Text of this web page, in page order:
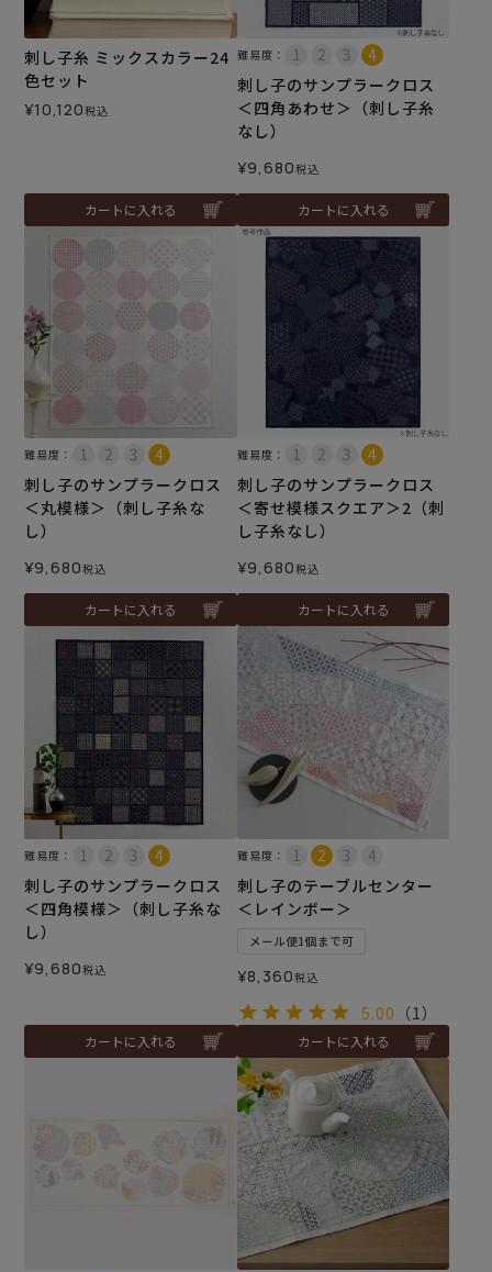
刺し子糸 ミックスカラー24
色セット
¥10,120税込
カートに入れる
難易度：
刺し子のサンプラークロス
＜四角あわせ＞（刺し子糸
なし）
¥9,680税込
カートに入れる
難易度：
刺し子のサンプラークロス
＜丸模様＞（刺し子糸な
し）
¥9,680税込
カートに入れる
難易度：
刺し子のサンプラークロス
＜寄せ模様スクエア＞2（刺
し子糸なし）
¥9,680税込
カートに入れる
難易度：
刺し子のサンプラークロス
＜四角模様＞（刺し子糸な
し）
¥9,680税込
カートに入れる
難易度：
刺し子のテーブルセンター
＜レインボー＞
メール便1個まで可
¥8,360税込
5.00 （1）
カートに入れる